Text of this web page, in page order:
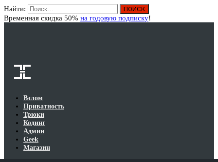
Найти:
Временная скидка 50% на годовую подписку!
Взлом
Приватность
Трюки
Кодинг
Админ
Geek
Магазин